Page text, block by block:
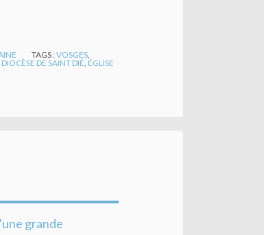
TAGS :VOSGES
DIOCÈSE DE SAINT DIÉ ÉGLISE
grande